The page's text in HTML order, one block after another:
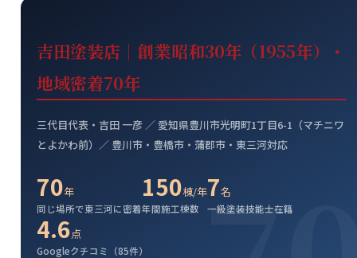
吉田塗装店｜創業昭和30年（1955年）・
地域密着70年
三代目代表・吉田 一彦 ／ 愛知県豊川市光明町1丁目6-1（マチニワ
とよかわ前）／ 豊川市・豊橋市・蒲郡市・東三河対応
70年
同じ場所で東三河に密着
150棟/年
年間施工棟数
7名
一級塗装技能士在籍
4.6点
Googleクチコミ（85件）